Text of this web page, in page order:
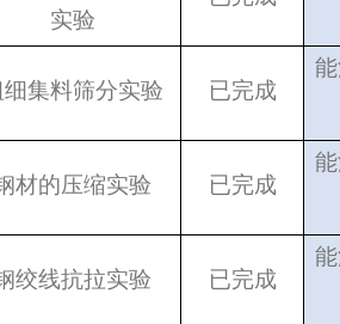
实验
集料筛分实验 已完成
材的压缩实验 已完成
绞线抗拉实验 已完成